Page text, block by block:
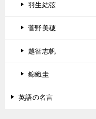
羽生結弦
菅野美穂
越智志帆
錦織圭
英語の名言